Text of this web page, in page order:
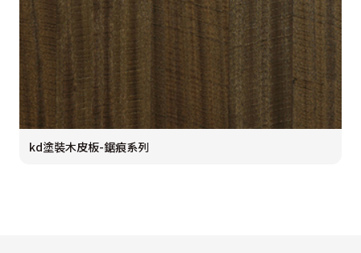
kd塗裝木皮板-鋸痕系列